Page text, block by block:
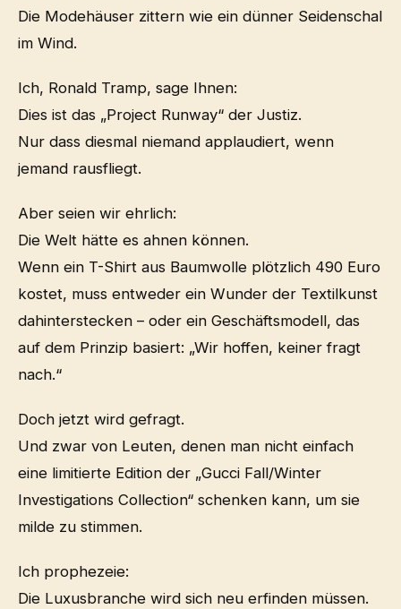
Die Modehäuser zittern wie ein dünner Seidenschal
im Wind.
Ich, Ronald Tramp, sage Ihnen:
Dies ist das „Project Runway“ der Justiz.
Nur dass diesmal niemand applaudiert, wenn
jemand rausfliegt.
Aber seien wir ehrlich:
Die Welt hätte es ahnen können.
Wenn ein T-Shirt aus Baumwolle plötzlich 490 Euro
kostet, muss entweder ein Wunder der Textilkunst
dahinterstecken – oder ein Geschäftsmodell, das
auf dem Prinzip basiert: „Wir hoffen, keiner fragt
nach.“
Doch jetzt wird gefragt.
Und zwar von Leuten, denen man nicht einfach
eine limitierte Edition der „Gucci Fall/Winter
Investigations Collection“ schenken kann, um sie
milde zu stimmen.
Ich prophezeie:
Die Luxusbranche wird sich neu erfinden müssen.